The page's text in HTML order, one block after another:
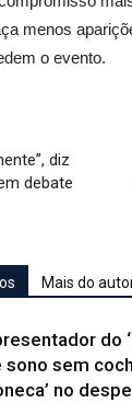
menos
o evento.
diz
debate
Mais do
do
sono sem
no